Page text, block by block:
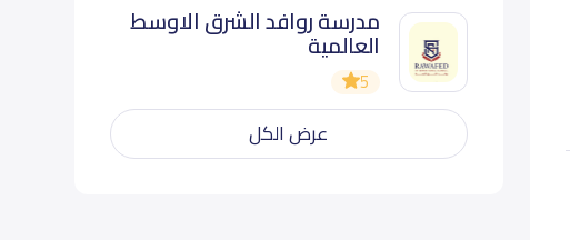
مدرسة روافد الشرق الاوسط
العالمية
5
عرض الكل